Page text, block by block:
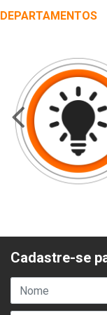
DEPARTAMENTOS
Cadastre-se